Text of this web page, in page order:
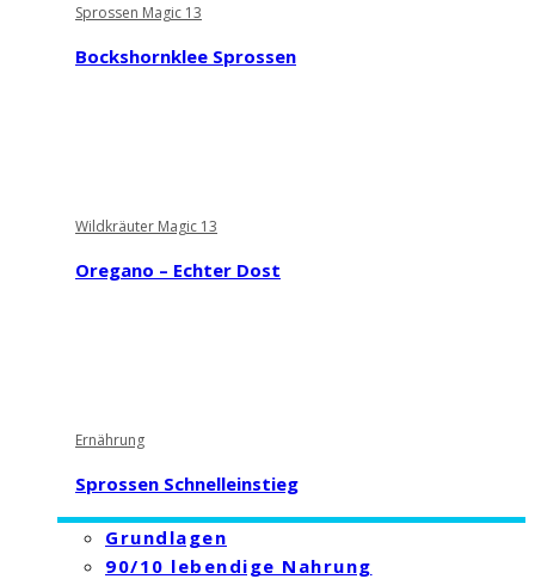
Sprossen Magic 13
Bockshornklee Sprossen
Wildkräuter Magic 13
Oregano – Echter Dost
Ernährung
Sprossen Schnelleinstieg
Grundlagen
90/10 lebendige Nahrung